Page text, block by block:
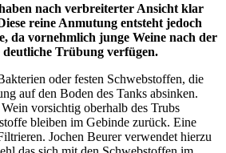
nach verbreiterter Ansicht klar
reine Anmutung entsteht jedoch
da vornehmlich junge Weine nach der
Trübung verfügen.
oder festen Schwebstoffen, die
auf den Boden des Tanks absinken.
vorsichtig oberhalb des Trubs
bleiben im Gebinde zurück. Eine
Jochen Beurer verwendet hierzu